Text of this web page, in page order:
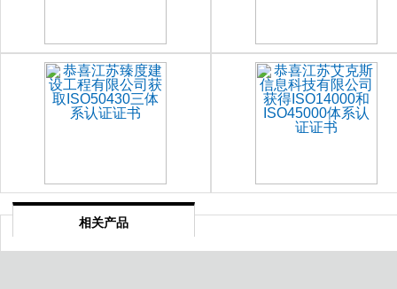
相关产品